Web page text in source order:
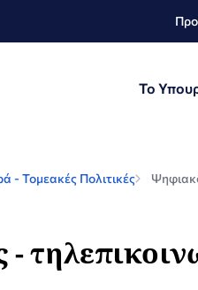
Το
- Τομεακές Πολιτικές